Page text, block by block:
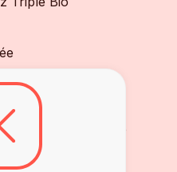
biologique
de céréales
équilibrée